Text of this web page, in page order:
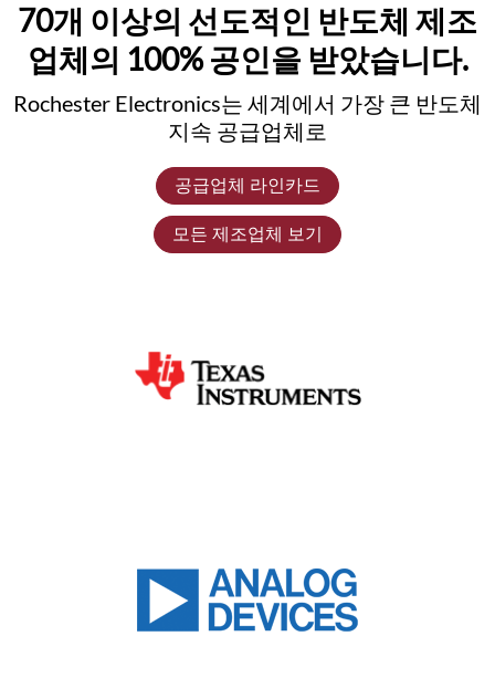
70개 이상의 선도적인 반도체 제조
업체의 100% 공인을 받았습니다.
Rochester Electronics는 세계에서 가장 큰 반도체
지속 공급업체로
공급업체 라인카드
모든 제조업체 보기